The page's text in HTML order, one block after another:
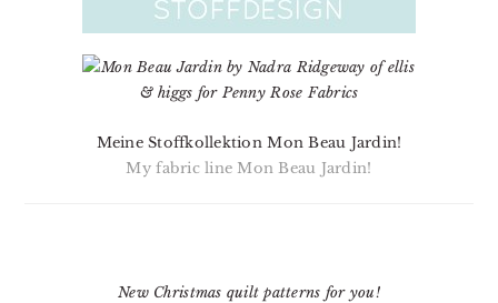
Meine Stoffkollektion Mon Beau Jardin!
My fabric line Mon Beau Jardin!
New Christmas quilt patterns for you!